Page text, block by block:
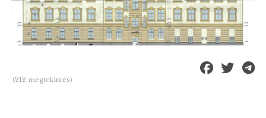
(212 megtekintés)